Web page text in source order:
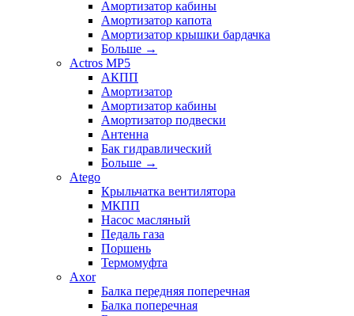
Амортизатор кабины
Амортизатор капота
Амортизатор крышки бардачка
Больше →
Actros MP5
АКПП
Амортизатор
Амортизатор кабины
Амортизатор подвески
Антенна
Бак гидравлический
Больше →
Atego
Крыльчатка вентилятора
МКПП
Насос масляный
Педаль газа
Поршень
Термомуфта
Axor
Балка передняя поперечная
Балка поперечная